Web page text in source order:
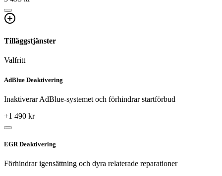
Tilläggstjänster
Valfritt
AdBlue Deaktivering
Inaktiverar AdBlue-systemet och förhindrar startförbud
+1 490 kr
EGR Deaktivering
Förhindrar igensättning och dyra relaterade reparationer